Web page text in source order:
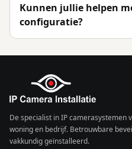
Kunnen jullie helpen
configuratie?
De specialist in IP camerasystemen
woning en bedrijf. Betrouwbare
vakkundig geïnstalleerd.